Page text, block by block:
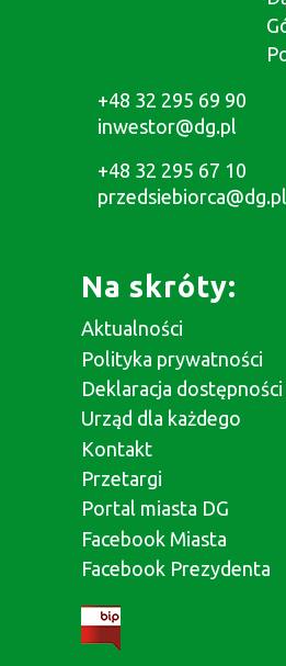
+48 32 295 69 90
inwestor@dg.pl
+48 32 295 67 10
przedsiebiorca@dg.pl
Na skróty:
Aktualności
Polityka prywatności
Deklaracja dostępności
Urząd dla każdego
Kontakt
Przetargi
Portal miasta DG
Facebook Miasta
Facebook Prezydenta